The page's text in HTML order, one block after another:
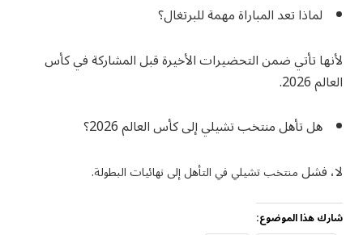
لماذا تعد المباراة مهمة للبرتغال؟
لأنها تأتي ضمن التحضيرات الأخيرة قبل المشاركة في كأس
العالم 2026.
هل تأهل منتخب تشيلي إلى كأس العالم 2026؟
لا، فشلمنتخب تشيلي في التأهل إلى نهائيات البطولة.
شارك هذا الموضوع: